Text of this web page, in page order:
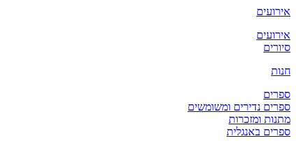
אירועים
אירועים
סיורים
חנות
ספרים
ספרים נדירים ומשומשים
מתנות ומזכרות
ספרים באנגלית